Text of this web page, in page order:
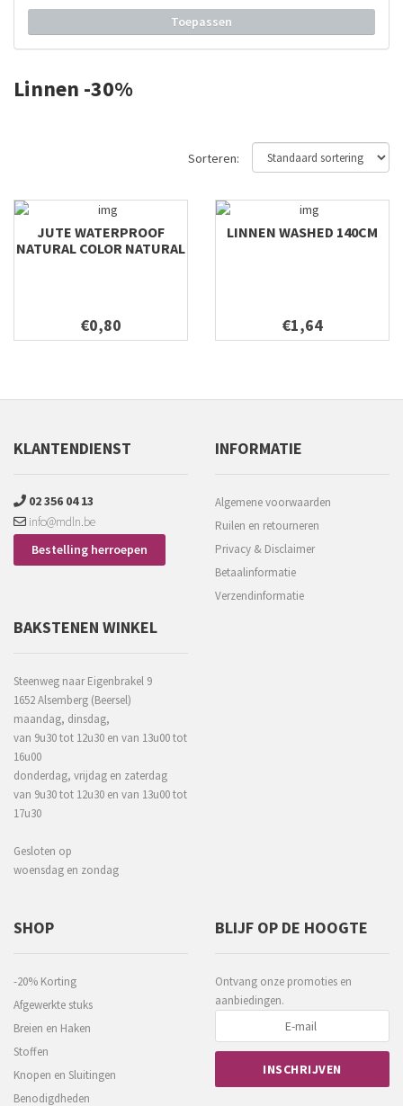
Toepassen
Linnen -30%
Sorteren:
JUTE WATERPROOF
NATURAL COLOR NATURAL
€0,80
LINNEN WASHED 140CM
€1,64
KLANTENDIENST
02 356 04 13
info@mdln.be
Bestelling herroepen
BAKSTENEN WINKEL
Steenweg naar Eigenbrakel 9
1652 Alsemberg (Beersel)
maandag, dinsdag,
van 9u30 tot 12u30 en van 13u00 tot
16u00
donderdag, vrijdag en zaterdag
van 9u30 tot 12u30 en van 13u00 tot
17u30
Gesloten op
woensdag en zondag
INFORMATIE
Algemene voorwaarden
Ruilen en retourneren
Privacy & Disclaimer
Betaalinformatie
Verzendinformatie
SHOP
-20% Korting
Afgewerkte stuks
Breien en Haken
Stoffen
Knopen en Sluitingen
Benodigdheden
BLIJF OP DE HOOGTE
Ontvang onze promoties en
aanbiedingen.